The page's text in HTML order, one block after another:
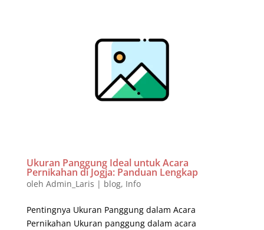
Ukuran Panggung Ideal untuk Acara
Pernikahan di Jogja: Panduan Lengkap
oleh Admin_Laris | blog, Info
Pentingnya Ukuran Panggung dalam Acara
Pernikahan Ukuran panggung dalam acara